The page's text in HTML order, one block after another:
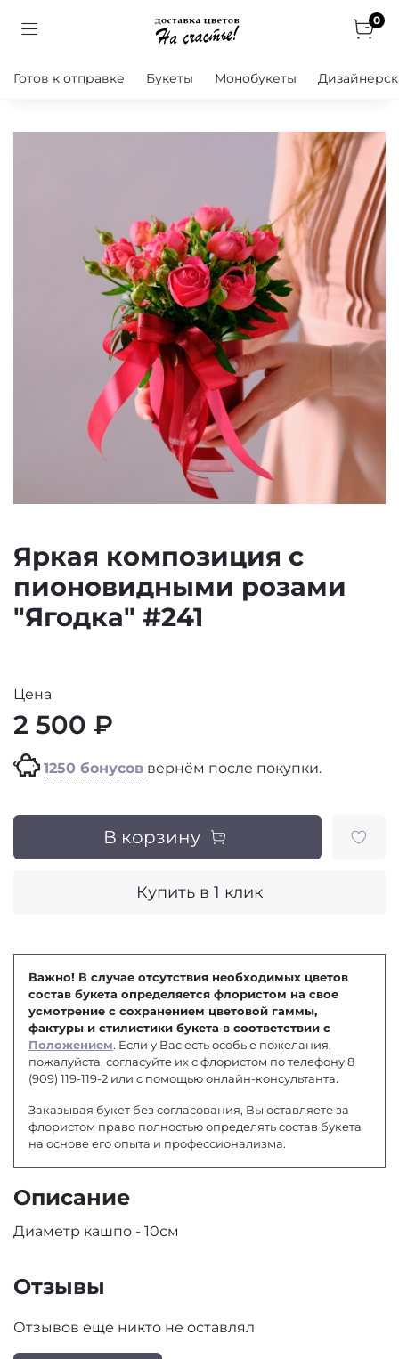
0
Готов к отправке Букеты Монобукеты
Яркая композиция с
пионовидными розами
"Ягодка" #241
Цена
2 500 ₽
1250 бонусоввернём после покупки.
В корзину
Купить в 1 клик
Важно! В случае отсутствия необходимых цветов
состав букета определяется флористом на свое
усмотрение с сохранением цветовой гаммы,
фактуры и стилистики букета в соответствии с
Положением. Если у Вас есть особые пожелания,
пожалуйста, согласуйте их с флористом по телефону 8
(909) 119-119-2 или с помощью онлайн-консультанта.
Заказывая букет без согласования, Вы оставляете за
флористом право полностью определять состав букета
на основе его опыта и профессионализма.
Описание
Диаметр кашпо - 10см
Отзывы
Отзывов еще никто не оставлял